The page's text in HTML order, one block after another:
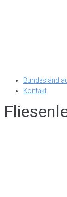
Bundesland
Kontakt